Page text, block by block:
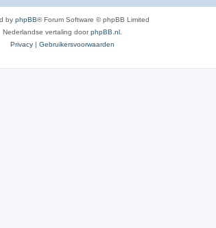
by phpBB® Forum Software © phpBB Limited
Nederlandse vertaling doorphpBB.nl
Privacy | Gebruikersvoorwaarden